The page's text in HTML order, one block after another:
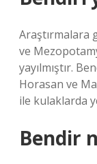
Araştırmalara
ve
yayılmıştır.
Horasan ve
ile kulaklarda
Bendir